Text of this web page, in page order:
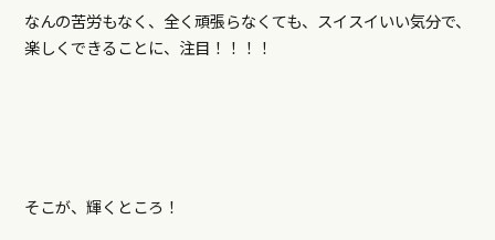
なんの苦労もなく、全く頑張らなくても、スイスイいい気分で、
楽しくできることに、注目！！！！
そこが、輝くところ！